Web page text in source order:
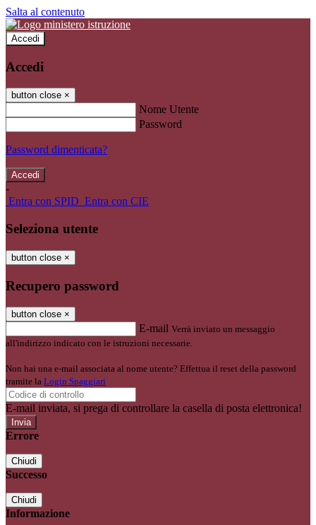
Salta al contenuto
Accedi
Accedi
button close ×
Nome Utente
Password
Password dimenticata?
-
Entra con SPID Entra con CIE
Seleziona utente
button close ×
Recupero password
button close ×
E-mail Verrà inviato un messaggio
all'indirizzo indicato con le istruzioni necessarie.
Non hai una e-mail associata al nome utente? Effettua il reset della password
tramite la Login Spaggiari
E-mail inviata, si prega di controllare la casella di posta elettronica!
Errore
Chiudi
Successo
Chiudi
Informazione